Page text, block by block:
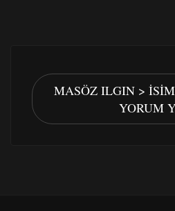
MASÖZ ILGIN >
YORUM